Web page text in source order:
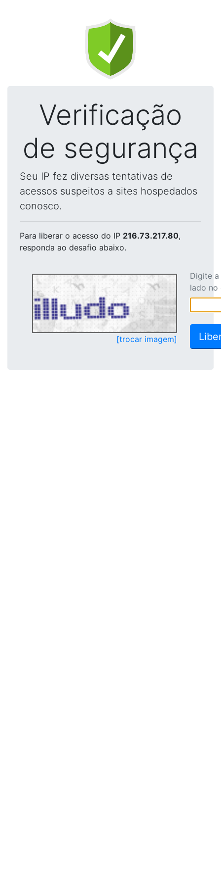
Verificação
de segurança
Seu IP fez diversas tentativas de
acessos suspeitos a sites hospedados
conosco.
Para liberar o acesso do IP 216.73.217.80,
responda ao desafio abaixo.
[trocar imagem]
Digite
lado no